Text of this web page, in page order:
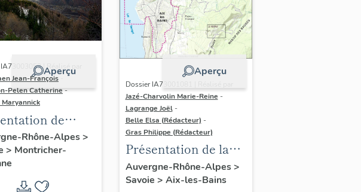
Aperçu
| Réalisé par
Jean-François
Pelen Catherine-
de
d'étude les
Rhône-Alpes>
> Montricher-
Aperçu
Dossier IA73001081 | Réalisé par
Jazé-Charvolin Marie-Reine -
Lagrange Joël -
Belle Elsa (Rédacteur) -
Gras Philippe (Rédacteur)
Présentation de la
commune d'Aix-les-
Bains
Auvergne-Rhône-Alpes>
Savoie > Aix-les-Bains